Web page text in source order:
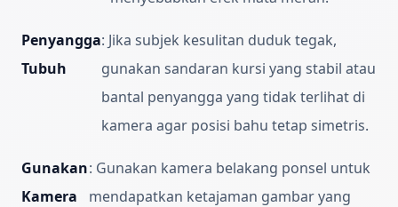
Penyangga
Tubuh
: Jika subjek kesulitan duduk tegak,
gunakan sandaran kursi yang stabil atau
bantal penyangga yang tidak terlihat di
kamera agar posisi bahu tetap simetris.
Gunakan
Kamera
: Gunakan kamera belakang ponsel untuk
mendapatkan ketajaman gambar yang